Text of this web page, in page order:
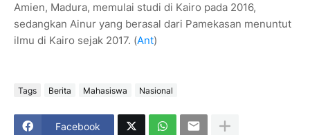
Amien, Madura, memulai studi di Kairo pada 2016,
sedangkan Ainur yang berasal dari Pamekasan menuntut
ilmu di Kairo sejak 2017. (Ant)
Tags Berita Mahasiswa Nasional
Facebook